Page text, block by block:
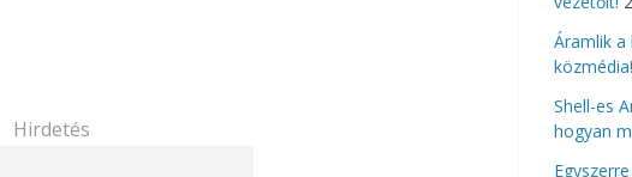
Hirdetés
Áramlik a
közmédia!
Shell-es
hogyan